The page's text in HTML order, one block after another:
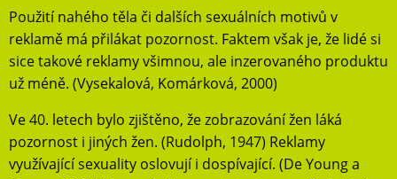
Použití nahého těla či dalších sexuálních motivů v
reklamě má přilákat pozornost. Faktem však je, že lidé si
sice takové reklamy všimnou, ale inzerovaného produktu
už méně. (Vysekalová, Komárková, 2000)
Ve 40. letech bylo zjištěno, že zobrazování žen láká
pozornost i jiných žen. (Rudolph, 1947) Reklamy
využívající sexuality oslovují i dospívající. (De Young a